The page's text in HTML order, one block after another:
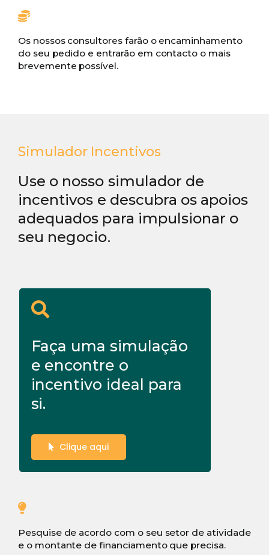
Os nossos consultores farão o encaminhamento
do seu pedido e entrarão em contacto o mais
brevemente possível.
Simulador Incentivos
Use o nosso simulador de
incentivos e descubra os apoios
adequados para impulsionar o
seu negocio.
Faça uma simulação
e encontre o
incentivo ideal para
si.
Clique aqui
Pesquise de acordo com o seu setor de atividade
e o montante de financiamento que precisa.